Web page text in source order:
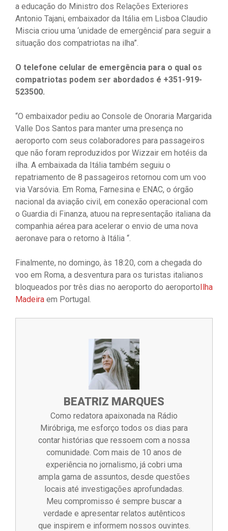
a educação do Ministro dos Relações Exteriores
Antonio Tajani, embaixador da Itália em Lisboa Claudio
Miscia criou uma ‘unidade de emergência’ para seguir a
situação dos compatriotas na ilha”.
O telefone celular de emergência para o qual os
compatriotas podem ser abordados é +351-919-
523500.
“O embaixador pediu ao Console de Onoraria Margarida
Valle Dos Santos para manter uma presença no
aeroporto com seus colaboradores para passageiros
que não foram reproduzidos por Wizzair em hotéis da
ilha. A embaixada da Itália também seguiu o
repatriamento de 8 passageiros retornou com um voo
via Varsóvia. Em Roma, Farnesina e ENAC, o órgão
nacional da aviação civil, em conexão operacional com
o Guardia di Finanza, atuou na representação italiana da
companhia aérea para acelerar o envio de uma nova
aeronave para o retorno à Itália “.
Finalmente, no domingo, às 18:20, com a chegada do
voo em Roma, a desventura para os turistas italianos
bloqueados por três dias no aeroporto do aeroportoIlha
Madeira em Portugal.
BEATRIZ MARQUES
Como redatora apaixonada na Rádio
Miróbriga, me esforço todos os dias para
contar histórias que ressoem com a nossa
comunidade. Com mais de 10 anos de
experiência no jornalismo, já cobri uma
ampla gama de assuntos, desde questões
locais até investigações aprofundadas.
Meu compromisso é sempre buscar a
verdade e apresentar relatos autênticos
que inspirem e informem nossos ouvintes.